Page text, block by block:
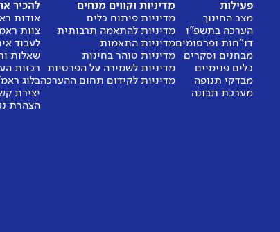
פעילות
מצב החינוך
הערכה בתשפ"ו
דו"חות ופרסומים
מבחנים וסקרים
כלים פנימיים
מבדקי תנופה
מערכת תבונה
מדיניות וקווים מנחים
מדיניות פיתוח כלים
מדיניות להתאמה תרבותית
מדיניות התאמות
מדיניות טוהר בחינות
מדיניות לשמירה על הפרטיות
מדיניות לקידום תחום ההערכה
להכיר
אודות
צוות
לעבוד
שאלות
רכזות
בלוג
יצירת
הצהרת